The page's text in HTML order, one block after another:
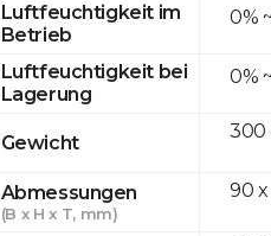
Luftfeuchtigkeit im
Betrieb
Luftfeuchtigkeit bei
Lagerung
Gewicht
Abmessungen
(B x H x T, mm)
0%
0%
300
90 x